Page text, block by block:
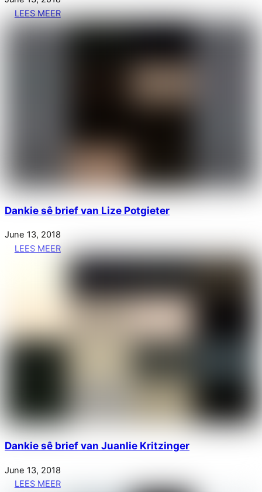
LEES MEER
Dankie sê brief van Lize Potgieter
June 13, 2018
LEES MEER
Dankie sê brief van Juanlie Kritzinger
June 13, 2018
LEES MEER